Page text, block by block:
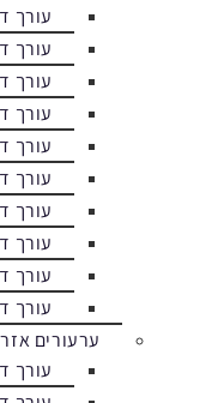
עורך
עורך
עורך
עורך
עורך
עורך
עורך
עורך
עורך
עורך
ערעורים
עורך